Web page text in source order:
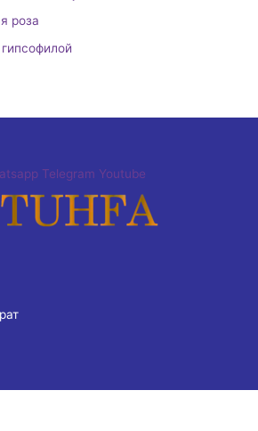
роза
Telegram Youtube